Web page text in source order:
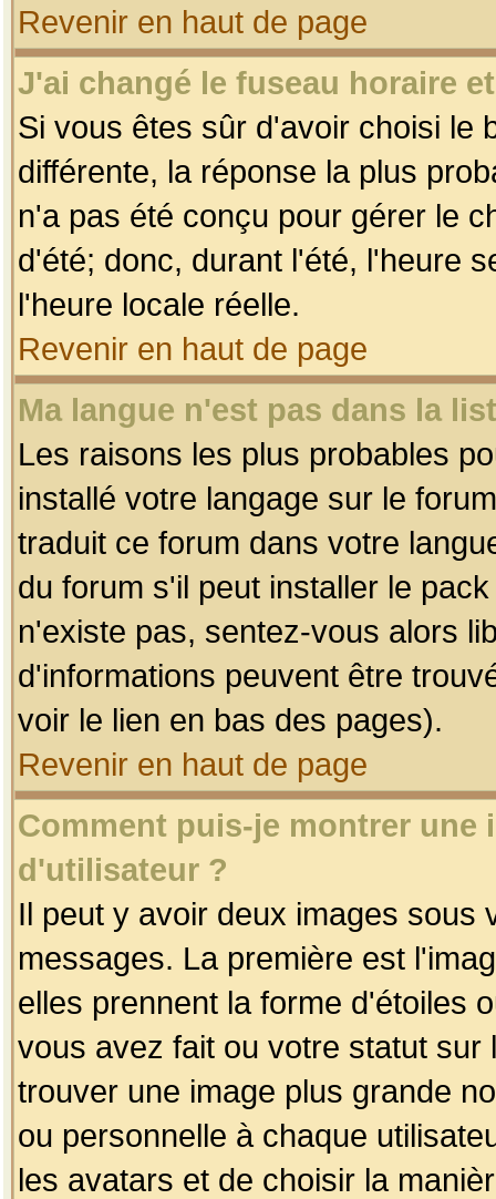
Revenir en haut de page
J'ai changé le fuseau horaire
Si vous êtes sûr d'avoir choisi le
différente, la réponse la plus
n'a pas été conçu pour gérer le
d'été; donc, durant l'été, l'heure
l'heure locale réelle.
Revenir en haut de page
Ma langue n'est pas dans la
Les raisons les plus probables
installé votre langage sur le
traduit ce forum dans votre
du forum s'il peut installer le
n'existe pas, sentez-vous alors
d'informations peuvent être
voir le lien en bas des pages).
Revenir en haut de page
Comment puis-je montrer une
d'utilisateur ?
Il peut y avoir deux images sous
messages. La première est
elles prennent la forme d'étoiles
vous avez fait ou votre statut
trouver une image plus grande
ou personnelle à chaque
les avatars et de choisir la